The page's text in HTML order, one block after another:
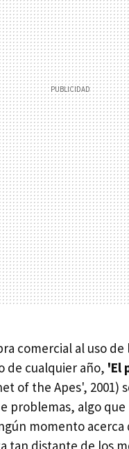
comercial al uso de
de cualquier año, 'El
of the Apes', 2001)
problemas, algo que
momento acerca
tan distante de los